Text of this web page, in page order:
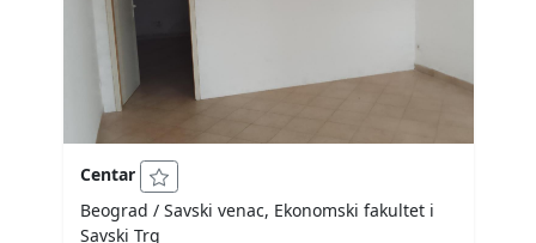
Centar
Beograd / Savski venac, Ekonomski fakultet i
Savski Trg